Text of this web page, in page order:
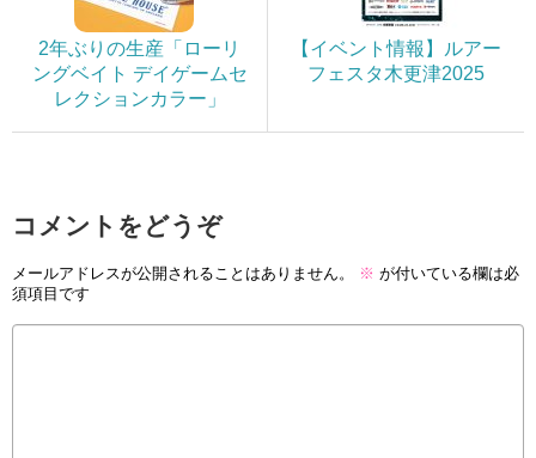
2年ぶりの生産「ローリ
ングベイト デイゲームセ
レクションカラー」
【イベント情報】ルアー
フェスタ木更津2025
コメントをどうぞ
メールアドレスが公開されることはありません。 ※ が付いている欄は必
須項目です